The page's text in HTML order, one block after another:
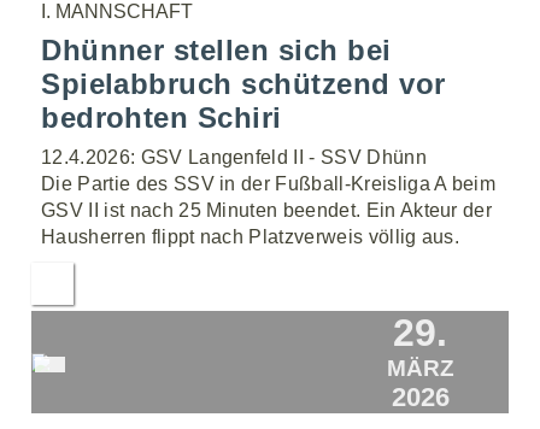
I. MANNSCHAFT
Dhünner stellen sich bei
Spielabbruch schützend vor
bedrohten Schiri
12.4.2026: GSV Langenfeld II - SSV Dhünn
Die Partie des SSV in der Fußball-Kreisliga A beim
GSV II ist nach 25 Minuten beendet. Ein Akteur der
Hausherren flippt nach Platzverweis völlig aus.
29.
MÄRZ
2026